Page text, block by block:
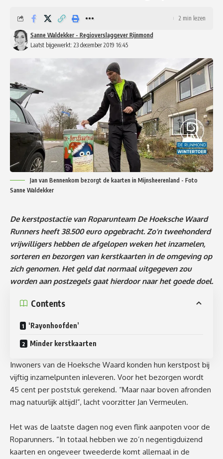
Laatst bijgewerkt: 23 december 2019 16:45
Sanne Waldekker - Regioverslaggever Rijnmond
2 min lezen
Jan van Bennenkom bezorgt de kaarten in Mijnsheerenland - Foto
Sanne Waldekker
De kerstpostactie van Roparunteam De Hoeksche Waard
Runners heeft 38.500 euro opgebracht. Zo’n tweehonderd
vrijwilligers hebben de afgelopen weken het inzamelen,
sorteren en bezorgen van kerstkaarten in de omgeving op
zich genomen. Het geld dat normaal uitgegeven zou
worden aan postzegels gaat hierdoor naar het goede doel.
Contents
‘Rayonhoofden’
Minder kerstkaarten
Inwoners van de Hoeksche Waard konden hun kerstpost bij
vijftig inzamelpunten inleveren. Voor het bezorgen wordt
45 cent per poststuk gerekend. “Maar naar boven afronden
mag natuurlijk altijd!”, lacht voorzitter Jan Vermeulen.
Het was de laatste dagen nog even flink aanpoten voor de
Roparunners. “In totaal hebben we zo’n negentigduizend
kaarten en ongeveer tweederde komt allemaal in de